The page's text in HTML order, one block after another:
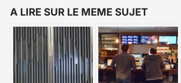
A LIRE SUR LE MEME SUJET